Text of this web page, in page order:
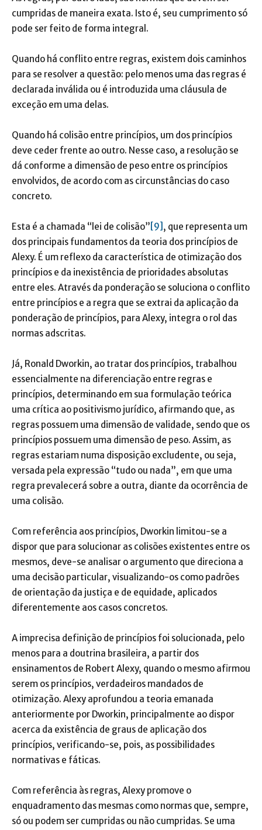
cumpridas de maneira exata. Isto é, seu cumprimento só
pode ser feito de forma integral.
Quando há conflito entre regras, existem dois caminhos
para se resolver a questão: pelo menos uma das regras é
declarada inválida ou é introduzida uma cláusula de
exceção em uma delas.
Quando há colisão entre princípios, um dos princípios
deve ceder frente ao outro. Nesse caso, a resolução se
dá conforme a dimensão de peso entre os princípios
envolvidos, de acordo com as circunstâncias do caso
concreto.
Esta é a chamada “lei de colisão” [9] , que representa um
dos principais fundamentos da teoria dos princípios de
Alexy. É um reflexo da característica de otimização dos
princípios e da inexistência de prioridades absolutas
entre eles. Através da ponderação se soluciona o conflito
entre princípios e a regra que se extrai da aplicação da
ponderação de princípios, para Alexy, integra o rol das
normas adscritas.
Já, Ronald Dworkin, ao tratar dos princípios, trabalhou
essencialmente na diferenciação entre regras e
princípios, determinando em sua formulação teórica
uma crítica ao positivismo jurídico, afirmando que, as
regras possuem uma dimensão de validade, sendo que os
princípios possuem uma dimensão de peso. Assim, as
regras estariam numa disposição excludente, ou seja,
versada pela expressão “tudo ou nada”, em que uma
regra prevalecerá sobre a outra, diante da ocorrência de
uma colisão.
Com referência aos princípios, Dworkin limitou-se a
dispor que para solucionar as colisões existentes entre os
mesmos, deve-se analisar o argumento que direciona a
uma decisão particular, visualizando-os como padrões
de orientação da justiça e de equidade, aplicados
diferentemente aos casos concretos.
A imprecisa definição de princípios foi solucionada, pelo
menos para a doutrina brasileira, a partir dos
ensinamentos de Robert Alexy, quando o mesmo afirmou
serem os princípios, verdadeiros mandados de
otimização. Alexy aprofundou a teoria emanada
anteriormente por Dworkin, principalmente ao dispor
acerca da existência de graus de aplicação dos
princípios, verificando-se, pois, as possibilidades
normativas e fáticas.
Com referência às regras, Alexy promove o
enquadramento das mesmas como normas que, sempre,
só ou podem ser cumpridas ou não cumpridas. Se uma